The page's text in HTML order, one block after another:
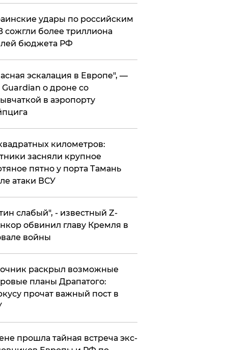
удары по российским
сожгли более триллиона
бюджета РФ
эскалация в Европе", —
Guardian о дроне со
в аэропорту
километров:
засняли крупное
пятно у порта Тамань
атаки ВСУ
слабый", - известный Z-
обвинил главу Кремля в
войны
раскрыл возможные
планы Драпатого:
прочат важный пост в
прошла тайная встреча экс-